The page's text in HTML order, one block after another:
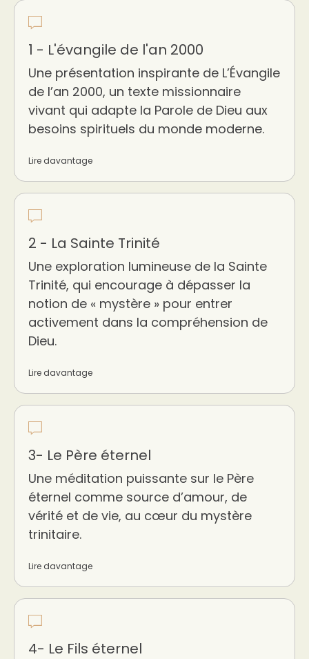
1 - L'évangile de l'an 2000
Une présentation inspirante de L’Évangile
de l’an 2000, un texte missionnaire
vivant qui adapte la Parole de Dieu aux
besoins spirituels du monde moderne.
Lire davantage
2 - La Sainte Trinité
Une exploration lumineuse de la Sainte
Trinité, qui encourage à dépasser la
notion de « mystère » pour entrer
activement dans la compréhension de
Dieu.
Lire davantage
3- Le Père éternel
Une méditation puissante sur le Père
éternel comme source d’amour, de
vérité et de vie, au cœur du mystère
trinitaire.
Lire davantage
4- Le Fils éternel